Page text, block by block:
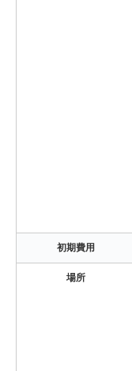
初期費用
場所